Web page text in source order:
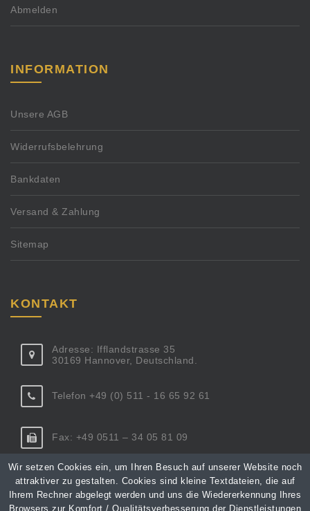
Abmelden
INFORMATION
Unsere AGB
Widerrufsbelehrung
Bankdaten
Versand & Zahlung
Sitemap
KONTAKT
Adresse: Ifflandstrasse 35
30169 Hannover, Deutschland.
Telefon +49 (0) 511 - 16 65 92 61
Fax: +49 0511 – 34 05 81 09
ed.42
etkud
orpsu
xul@t
katno
k :li
aM
Wir setzen Cookies ein, um Ihren Besuch auf unserer Website noch
attraktiver zu gestalten. Cookies sind kleine Textdateien, die auf
Ihrem Rechner abgelegt werden und uns die Wiedererkennung Ihres
Browsers zur Komfort / Qualitätsverbesserung der Dienstleistungen